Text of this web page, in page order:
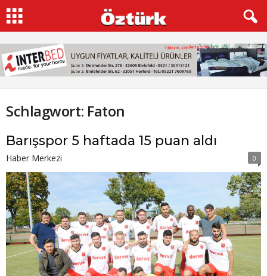
Schlagwort: Faton
Barışspor 5 haftada 15 puan aldı
Haber Merkezi 0